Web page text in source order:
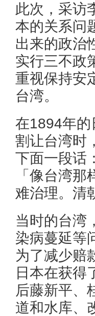
此次，采访
本的关系问
出来的政治
实行三不政
重视保持安
台湾。
在1894年的
割让台湾时
下面一段话：
「像台湾
难治理。清
当时的台湾
染病蔓延等
为了减少赔
日本在获得
后藤新平、
道和水库、